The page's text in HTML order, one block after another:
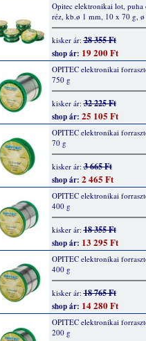
Opitec elektronikai lot, puha
réz, kb.ø 1 mm, 10 x 70 g,
kisker ár:28 355 Ft
shop ár: 19 200 Ft
OPITEC elektronikai
750 g
kisker ár:32 225 Ft
shop ár: 25 105 Ft
OPITEC elektronikai
70 g
kisker ár:3 665 Ft
shop ár: 2 465 Ft
OPITEC elektronikai
400 g
kisker ár:18 355 Ft
shop ár: 13 295 Ft
OPITEC elektronikai
400 g
kisker ár:18 765 Ft
shop ár: 14 280 Ft
OPITEC elektronikai
200 g